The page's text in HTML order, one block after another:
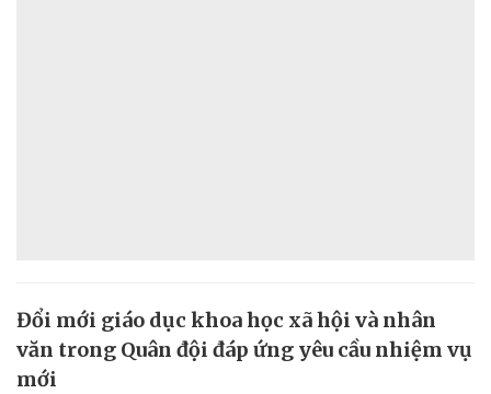
Đổi mới giáo dục khoa học xã hội và nhân
văn trong Quân đội đáp ứng yêu cầu nhiệm vụ
mới